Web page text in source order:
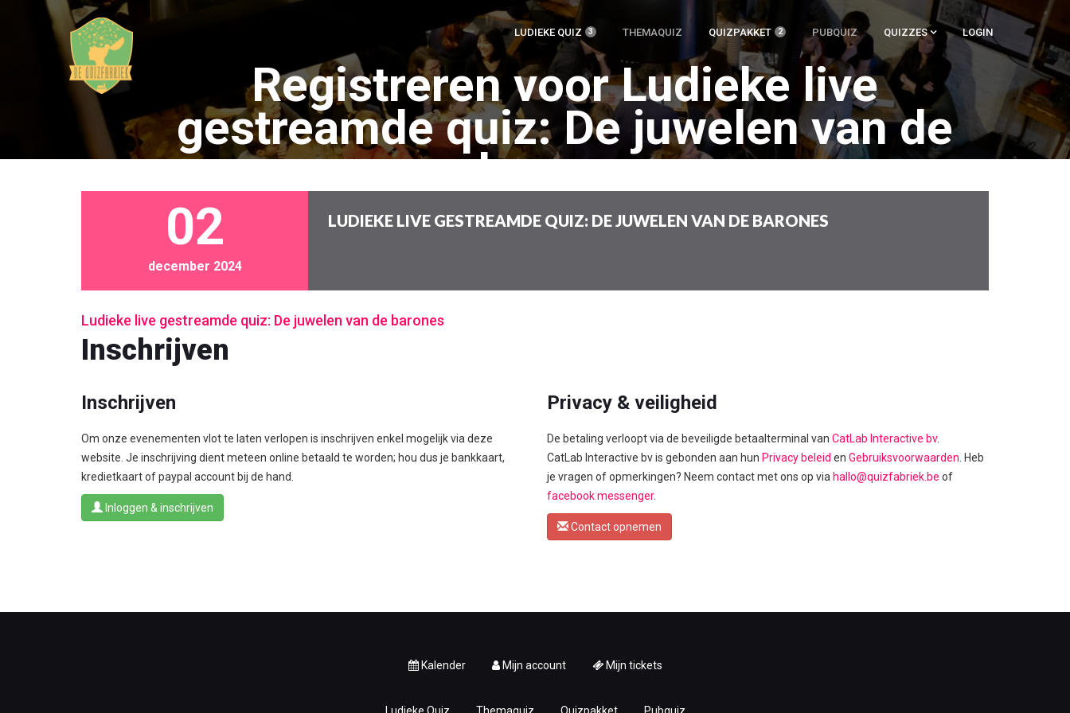
LUDIEKE QUIZ 3 KOMENDETHEMAQUIZ QUIZPAKKET 2 KOMENDE
EVENEMENTEN
PUBQUIZ QUIZZES LOGIN
Registreren voor Ludieke live
gestreamde quiz: De juwelen van de
barones
02
december 2024
LUDIEKE LIVE GESTREAMDE QUIZ: DE JUWELEN VAN DE BARONES
Ludieke live gestreamde quiz: De juwelen van de barones
Inschrijven
Inschrijven
Om onze evenementen vlot te laten verlopen is inschrijven enkel mogelijk via deze
website. Je inschrijving dient meteen online betaald te worden; hou dus je bankkaart,
kredietkaart of paypal account bij de hand.
Inloggen & inschrijven
Privacy & veiligheid
De betaling verloopt via de beveiligde betaalterminal van CatLab Interactive bv.
CatLab Interactive bv is gebonden aan hun Privacy beleid en Gebruiksvoorwaarden . Heb
je vragen of opmerkingen? Neem contact met ons op via hallo@quizfabriek.be of
facebook messenger.
Contact opnemen
Kalender Mijn account Mijn tickets